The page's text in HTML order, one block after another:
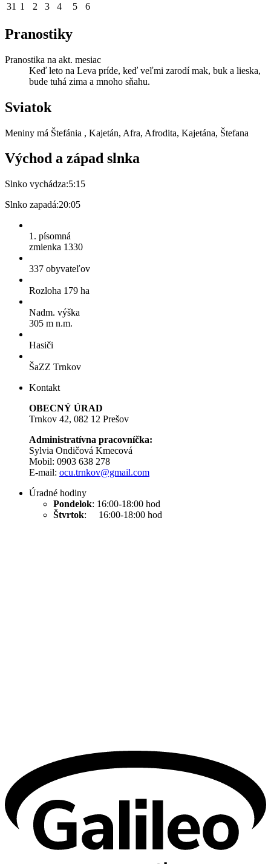
31 1 2 3 4 5 6
Pranostiky
Pranostika na akt. mesiac
Keď leto na Leva príde, keď veľmi zarodí mak, buk a lieska,
bude tuhá zima a mnoho sňahu.
Sviatok
Meniny má Štefánia , Kajetán, Afra, Afrodita, Kajetána, Štefana
Východ a západ slnka
Slnko vychádza:5:15
Slnko zapadá:20:05
1. písomná
zmienka 1330
337 obyvateľov
Rozloha 179 ha
Nadm. výška
305 m n.m.
Hasiči
ŠaZZ Trnkov
Kontakt
OBECNÝ ÚRAD
Trnkov 42, 082 12 Prešov
Administratívna pracovníčka:
Sylvia Ondičová Kmecová
Mobil: 0903 638 278
E-mail: ocu.trnkov@gmail.com
Úradné hodiny
Pondelok: 16:00-18:00 hod
Štvrtok: 16:00-18:00 hod